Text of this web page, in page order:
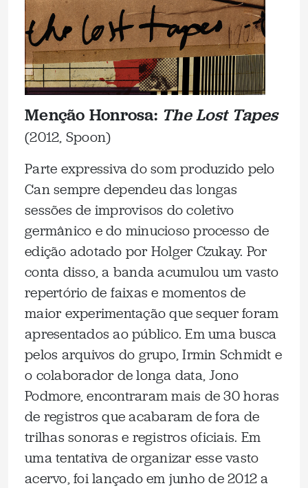
Menção Honrosa: The Lost Tapes
(2012, Spoon)
Parte expressiva do som produzido pelo
Can sempre dependeu das longas
sessões de improvisos do coletivo
germânico e do minucioso processo de
edição adotado por Holger Czukay. Por
conta disso, a banda acumulou um vasto
repertório de faixas e momentos de
maior experimentação que sequer foram
apresentados ao público. Em uma busca
pelos arquivos do grupo, Irmin Schmidt e
o colaborador de longa data, Jono
Podmore, encontraram mais de 30 horas
de registros que acabaram de fora de
trilhas sonoras e registros oficiais. Em
uma tentativa de organizar esse vasto
acervo, foi lançado em junho de 2012 a